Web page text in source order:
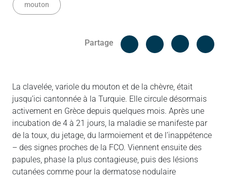
mouton
Partage
Facebook
La clavelée, variole du mouton et de la chèvre, était
jusqu’ici cantonnée à la Turquie. Elle circule désormais
activement en Grèce depuis quelques mois. Après une
incubation de 4 à 21 jours, la maladie se manifeste par
de la toux, du jetage, du larmoiement et de l’inappétence
– des signes proches de la FCO. Viennent ensuite des
papules, phase la plus contagieuse, puis des lésions
cutanées comme pour la dermatose nodulaire